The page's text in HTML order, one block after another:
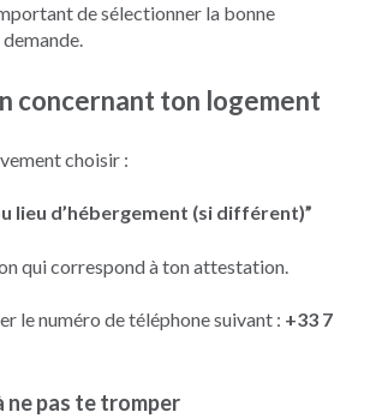
de sélectionner la bonne
concernant ton logement
choisir :
lieu d’hébergement (si différent)”
qui correspond à ton attestation.
le numéro de téléphone suivant : +33 7
pas te tromper